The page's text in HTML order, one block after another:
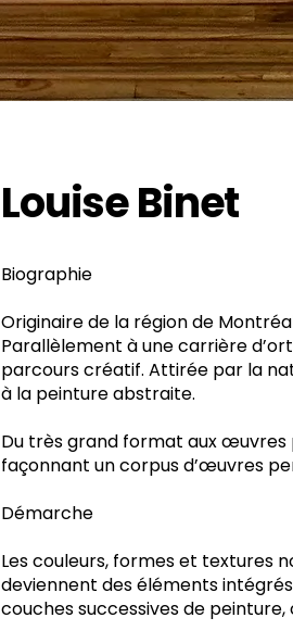
Louise Binet
Biographie
Originaire de la région de
Parallèlement à une carrière
parcours créatif. Attirée par la
à la peinture abstraite.
Du très grand format aux œuvres
façonnant un corpus d’œuvres
Démarche
Les couleurs, formes et textures
deviennent des éléments
couches successives de